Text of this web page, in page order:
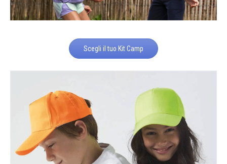
Scegli il tuo Kit Camp